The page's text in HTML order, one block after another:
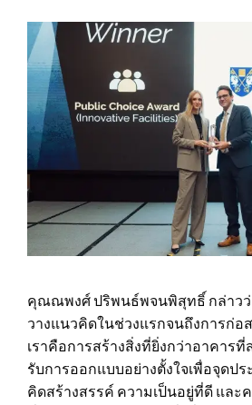
คุณณพงศ์ ปริพนธ์พจนพิสุทธิ์ กล่าวว่
วางแนวคิดในช่วงแรกจนถึงการก่อ
เราคือการสร้างสิ่งที่ยิ่งกว่าอาคาร
รับการออกแบบอย่างตั้งใจเพื่อจุดป
คิดสร้างสรรค์ ความเป็นอยู่ที่ดี และ